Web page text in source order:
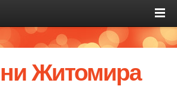
Житомира